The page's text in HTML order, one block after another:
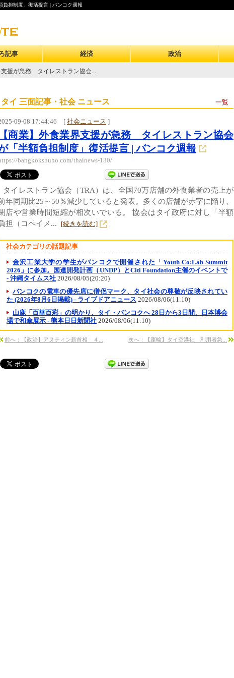
担制度」復活提言 | バンコク週報
記事 経済 政治
支援が急務 タイレストラン協会...
タイ 三面記事・社会 ニュース 一覧
09-08 17:44:46 [ 社会ニュース ]
【商業】外食業界支援が急務 タイレストラン協会
「半額負担制度」復活提言 | バンコク週報
bangkokshuho.com/thainews-130/
タイレストラン協会（TRA）は、全国70万店舗の外食業者の売上が
年同期比25～50％減少していると発表。多くの店舗が赤字に陥り、
店や営業時間短縮が相次いでいる。 協会はタイ政府に対し「半額
担（コペイメ...
[続きを読む]
社会カテゴリの話題記事
金沢工業大学の学生がバンコクで開催された「Youth Co:Lab Summit
2026」に参加。国連開発計画（UNDP）とCiti Foundation主催のイベントで
- 沖縄タイムス社 2026/08/05(20:20)
バンコクの電車の優先席に僧侶マーク、タイ社会の尊敬が反映されてい
た (2026年8月6日掲載) - ライブドアニュース 2026/08/06(11:10)
山鹿「百華百彩」の明かり、タイ・バンコクへ 28日から3日間、日本博会
場で和傘展示 - 熊本日日新聞社 2026/08/06(11:10)
前へ：【政治】アヌティン新首相 ４... 次へ：【運輸】タイ空港社 利用者急...